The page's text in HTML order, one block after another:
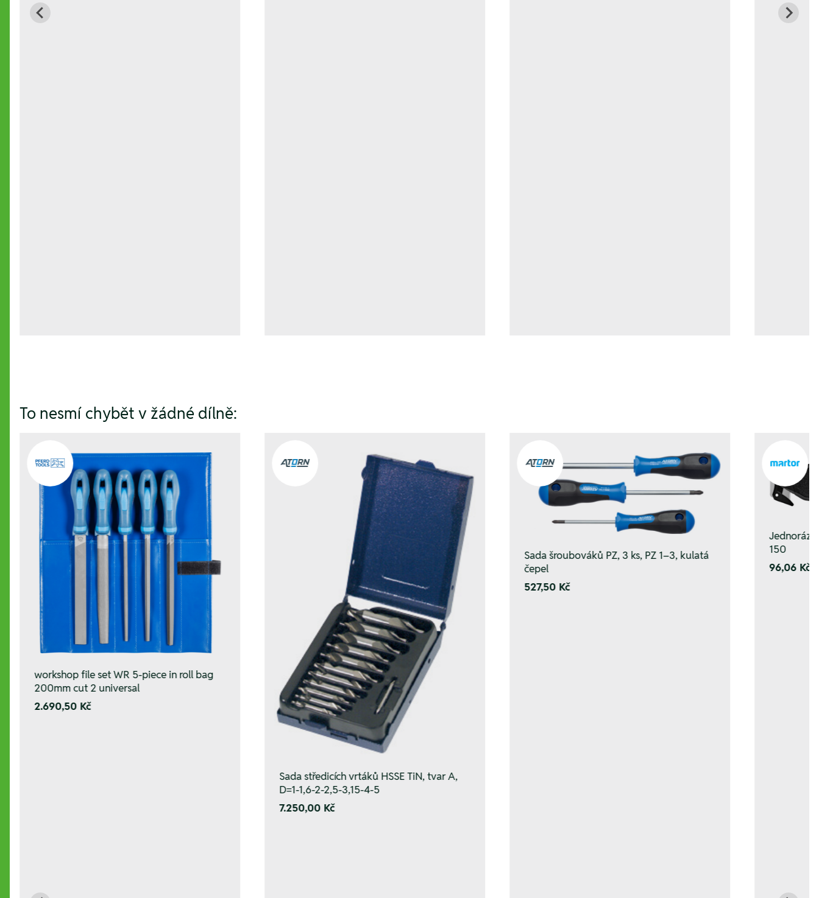
To nesmí chybět v žádné dílně:
workshop file set WR 5-piece in roll bag
200mm cut 2 universal
2.690,50 Kč
Sada středicích vrtáků HSSE TiN, tvar A,
D=1-1,6-2-2,5-3,15-4-5
7.250,00 Kč
Sada šroubováků PZ, 3 ks, PZ 1–3, kulatá
čepel
527,50 Kč
150
96,06 Kč